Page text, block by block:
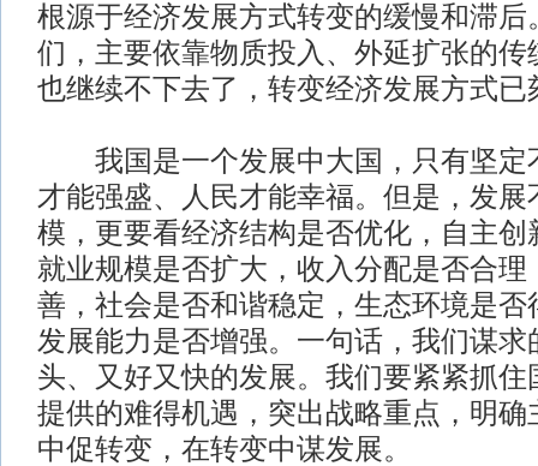
根源于经济发展方式转变的缓慢和滞后
们，主要依靠物质投入、外延扩张的传
也继续不下去了，转变经济发展方式已
我国是一个发展中大国，只有坚定
才能强盛、人民才能幸福。但是，发展
模，更要看经济结构是否优化，自主创
就业规模是否扩大，收入分配是否合理
善，社会是否和谐稳定，生态环境是否
发展能力是否增强。一句话，我们谋求
头、又好又快的发展。我们要紧紧抓住
提供的难得机遇，突出战略重点，明确
中促转变，在转变中谋发展。